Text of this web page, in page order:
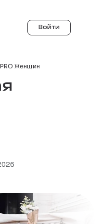
Войти
Женщин